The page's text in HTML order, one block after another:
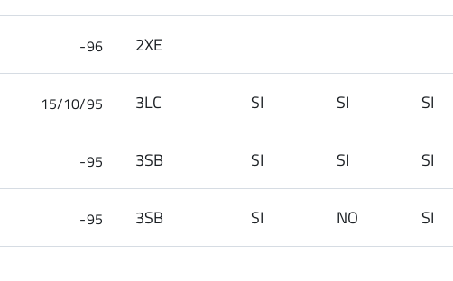
-96 2XE
15/10/95 3LC SI SI SI
-95 3SB SI SI SI
-95 3SB SI NO SI